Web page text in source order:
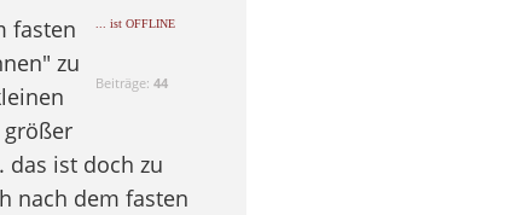
... ist OFFLINE
Beiträge: 44
fasten
zu
ist doch zu
nach dem fasten